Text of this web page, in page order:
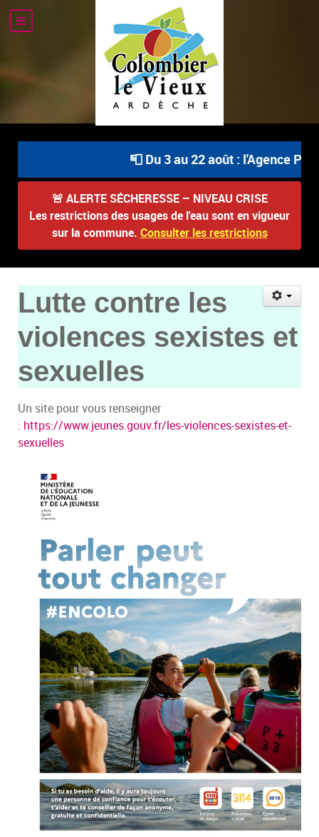
📮 Du 3 au 22 août : l'Agence
🚨 ALERTE SÉCHERESSE – NIVEAU CRISE
Les restrictions des usages de l'eau sont en vigueur
sur la commune. Consulter les restrictions
Lutte contre les
violences sexistes et
sexuelles
Un site pour vous renseigner
: https://www.jeunes.gouv.fr/les-violences-sexistes-et-
sexuelles